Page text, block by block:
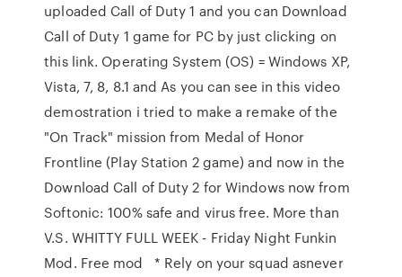
uploaded Call of Duty 1 and you can Download
Call of Duty 1 game for PC by just clicking on
this link. Operating System (OS) = Windows XP,
Vista, 7, 8, 8.1 and As you can see in this video
demostration i tried to make a remake of the
"On Track" mission from Medal of Honor
Frontline (Play Station 2 game) and now in the
Download Call of Duty 2 for Windows now from
Softonic: 100% safe and virus free. More than
V.S. WHITTY FULL WEEK - Friday Night Funkin
Mod. Free mod * Rely on your squad asnever